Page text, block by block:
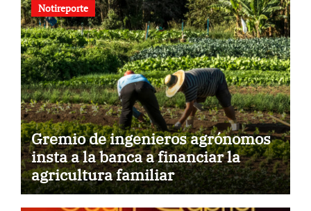
Notireporte
Gremio de ingenieros agrónomos
insta a la banca a financiar la
agricultura familiar